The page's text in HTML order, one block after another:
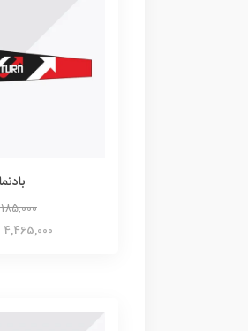
بادنما
4,465,000 تومان